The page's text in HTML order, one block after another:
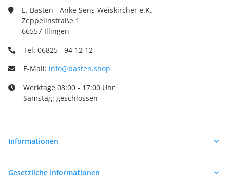
E. Basten - Anke Sens-Weiskircher e.K.
Zeppelinstraße 1
66557 Illingen
Tel: 06825 - 94 12 12
E-Mail: info@basten.shop
Werktage 08:00 - 17:00 Uhr
Samstag: geschlossen
Informationen
Gesetzliche Informationen